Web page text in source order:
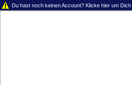
Du hast noch keinen Account? Klicke hier um